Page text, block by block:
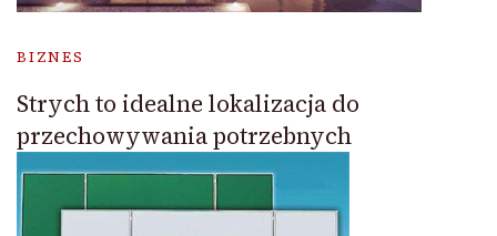
BIZNES
Strych to idealne lokalizacja do
przechowywania potrzebnych